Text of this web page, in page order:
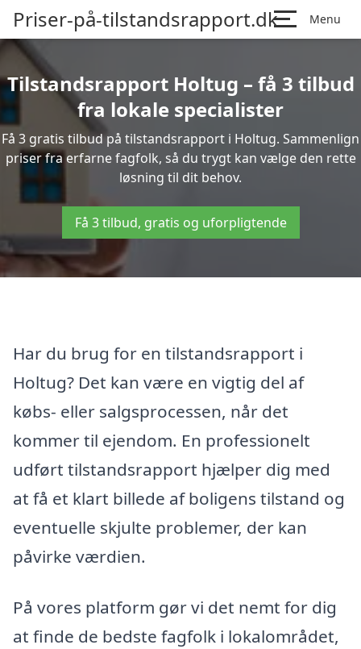
Priser-på-tilstandsrapport.dk Menu
Tilstandsrapport Holtug – få 3 tilbud
fra lokale specialister
Få 3 gratis tilbud på tilstandsrapport i Holtug. Sammenlign
priser fra erfarne fagfolk, så du trygt kan vælge den rette
løsning til dit behov.
Få 3 tilbud, gratis og uforpligtende
Har du brug for en tilstandsrapport i
Holtug? Det kan være en vigtig del af
købs- eller salgsprocessen, når det
kommer til ejendom. En professionelt
udført tilstandsrapport hjælper dig med
at få et klart billede af boligens tilstand og
eventuelle skjulte problemer, der kan
påvirke værdien.
På vores platform gør vi det nemt for dig
at finde de bedste fagfolk i lokalområdet,